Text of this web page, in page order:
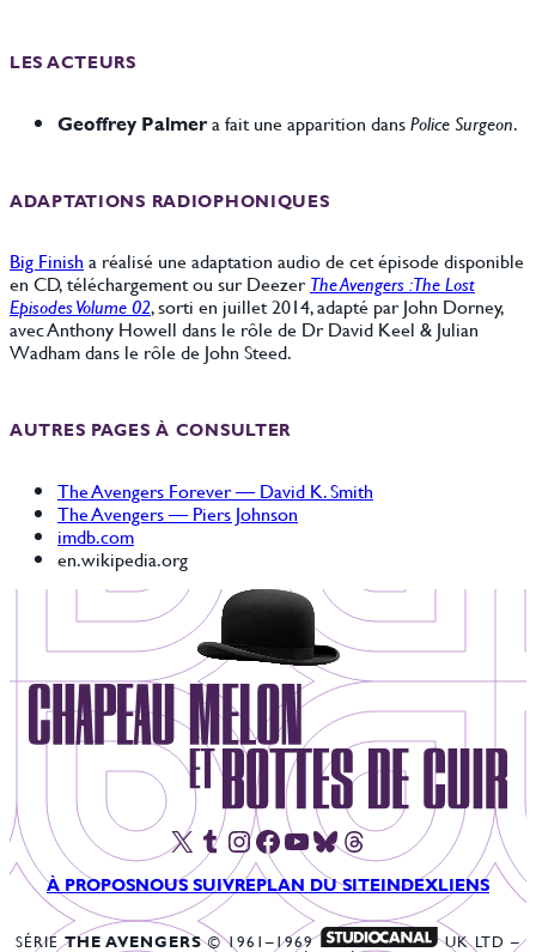
LES ACTEURS
Geoffrey Palmera fait une apparition dansPolice Surgeon.
ADAPTATIONS RADIOPHONIQUES
Big Finish a réalisé une adaptation audio de cet épisode disponible
en CD, téléchargement ou sur DeezerThe Avengers : The Lost
Episodes Volume 02, sorti en juillet 2014, adapté par John Dorney,
avec Anthony Howell dans le rôle de Dr David Keel & Julian
Wadham dans le rôle de John Steed.
AUTRES PAGES À CONSULTER
The Avengers Forever — David K. Smith
The Avengers — Piers Johnson
imdb.com
en.wikipedia.org
X Tumblr InstagramFacebook YouTube Bluesky Threads
À PROPOSNOUS SUIVREPLAN DU SITEINDEXLIENS
SÉRIETHE AVENGERS© 1961–1969
UK LTD –